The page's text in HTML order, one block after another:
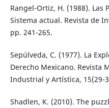
Rangel-Ortiz, H. (1988). Las
Sistema actual. Revista de
pp. 241-265.
Sepúlveda, C. (1977). La
Derecho Mexicano. Revista
Industrial y Artística, 15(29-
Shadlen, K. (2010). The